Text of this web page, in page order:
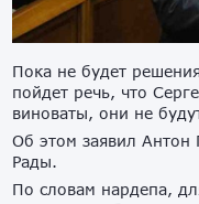
Пока не будет
пойдет речь, что
виноваты, они не
Об этом заявил Антон
Рады.
По словам нардепа,